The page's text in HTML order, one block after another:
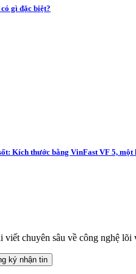
gì đặc biệt?
Kích thước bằng VinFast VF 5, một
viết chuyên sâu về công nghệ
ký nhận tin